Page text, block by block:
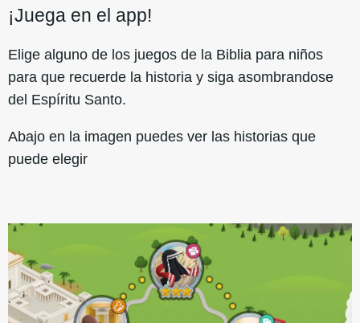
¡Juega en el app!
Elige alguno de los juegos de la Biblia para niños
para que recuerde la historia y siga asombrandose
del Espíritu Santo.
Abajo en la imagen puedes ver las historias que
puede elegir